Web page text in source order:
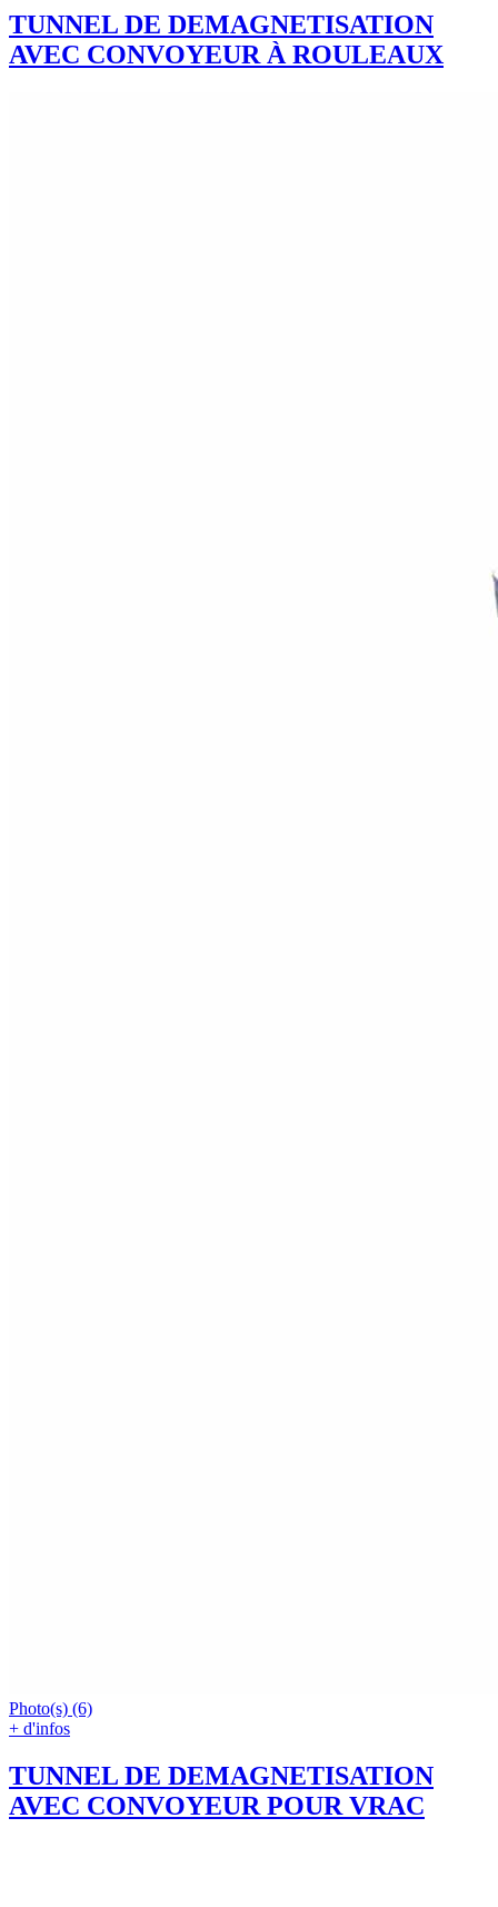
TUNNEL DE DEMAGNETISATION
AVEC CONVOYEUR À ROULEAUX
Photo(s) (6)
+ d'infos
TUNNEL DE DEMAGNETISATION
AVEC CONVOYEUR POUR VRAC